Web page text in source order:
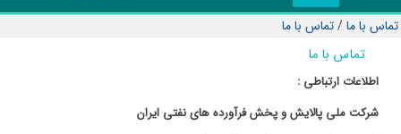
تماس با ما/تماس با ما
تماس با ما
اطلاعات ارتباطی :
شرکت ملی پالایش و پخش فرآورده های نفتی ایران